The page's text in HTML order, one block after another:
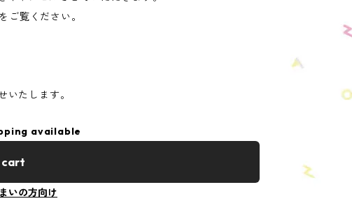
ご覧ください。
いたします。
available
cart
いの方向け